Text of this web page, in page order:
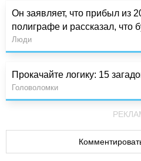
Он заявляет, что прибыл из
полиграфе и рассказал, что
Люди
Прокачайте логику: 15
Головоломки